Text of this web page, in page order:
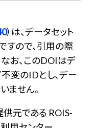
）は、データセット
すので、引用の際
お、このDOIはデ
変のIDとし、デー
ません。
元である ROIS-